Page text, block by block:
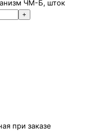
ЧМ-Б, шток
+
при заказе